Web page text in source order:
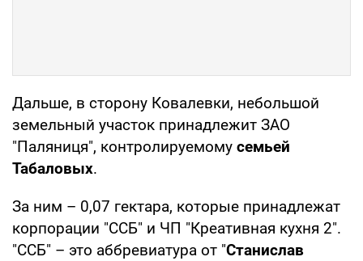
Дальше, в сторону Ковалевки, небольшой
земельный участок принадлежит ЗАО
"Паляниця", контролируемому семьей
Табаловых.
За ним – 0,07 гектара, которые принадлежат
корпорации "ССБ" и ЧП "Креативная кухня 2".
"ССБ" – это аббревиатура от "Станислав